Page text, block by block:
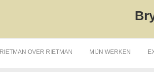
RIETMAN OVER RIETMAN MIJN WERKEN